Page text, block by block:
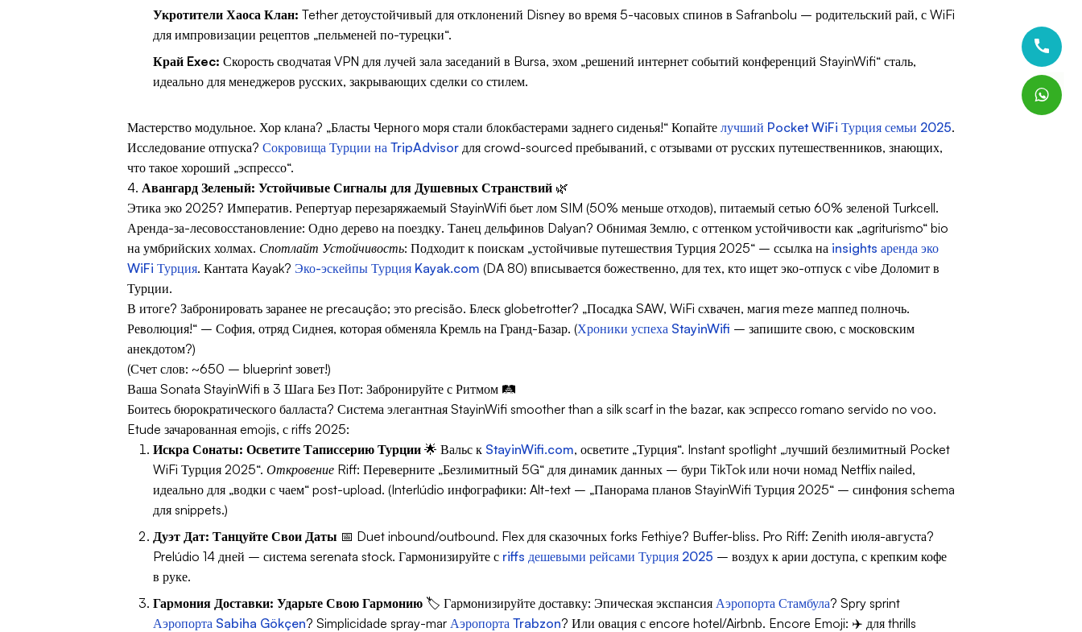
Укротители Хаоса Клан: Tether детоустойчивый для отклонений Disney во время 5-часовых спинов в Safranbolu – родительский рай, с WiFi
для импровизации рецептов „пельменей по-турецки“.
Край Exec: Скорость сводчатая VPN для лучей зала заседаний в Bursa, эхом „решений интернет событий конференций StayinWifi“ сталь,
идеально для менеджеров русских, закрывающих сделки со стилем.
Мастерство модульное. Хор клана? „Бласты Черного моря стали блокбастерами заднего сиденья!“ Копайте лучший Pocket WiFi Турция семьи 2025.
Исследование отпуска? Сокровища Турции на TripAdvisor для crowd-sourced пребываний, с отзывами от русских путешественников, знающих,
что такое хороший „эспрессо“.
4. Авангард Зеленый: Устойчивые Сигналы для Душевных Странствий 🌿
Этика эко 2025? Императив. Репертуар перезаряжаемый StayinWifi бьет лом SIM (50% меньше отходов), питаемый сетью 60% зеленой Turkcell.
Аренда-за-лесовосстановление: Одно дерево на поездку. Танец дельфинов Dalyan? Обнимая Землю, с оттенком устойчивости как „agriturismo“ bio
на умбрийских холмах. Спотлайт Устойчивость: Подходит к поискам „устойчивые путешествия Турция 2025“ – ссылка на insights аренда эко
WiFi Турция. Кантата Kayak? Эко-эскейпы Турция Kayak.com (DA 80) вписывается божественно, для тех, кто ищет эко-отпуск с vibe Доломит в
Турции.
В итоге? Забронировать заранее не precaução; это precisão. Блеск globetrotter? „Посадка SAW, WiFi схвачен, магия meze маппед полночь.
Революция!“ – София, отряд Сиднея, которая обменяла Кремль на Гранд-Базар. (Хроники успеха StayinWifi – запишите свою, с московским
анекдотом?)
(Счет слов: ~650 – blueprint зовет!)
Ваша Sonata StayinWifi в 3 Шага Без Пот: Забронируйте с Ритмом 🛤️
Боитесь бюрократического балласта? Система элегантная StayinWifi smoother than a silk scarf in the bazar, как эспрессо romano servido no voo.
Etude зачарованная emojis, с riffs 2025:
Искра Сонаты: Осветите Таписсерию Турции 🌟 Вальс к StayinWifi.com, осветите „Турция“. Instant spotlight „лучший безлимитный Pocket
WiFi Турция 2025“. Откровение Riff: Переверните „Безлимитный 5G“ для динамик данных – бури TikTok или ночи номад Netflix nailed,
идеально для „водки с чаем“ post-upload. (Interlúdio инфографики: Alt-text – „Панорама планов StayinWifi Турция 2025“ – синфония schema
для snippets.)
Дуэт Дат: Танцуйте Свои Даты 📅 Duet inbound/outbound. Flex для сказочных forks Fethiye? Buffer-bliss. Pro Riff: Zenith июля-августа?
Prelúdio 14 дней – система serenata stock. Гармонизируйте с riffs дешевыми рейсами Турция 2025 – воздух к арии доступа, с крепким кофе
в руке.
Гармония Доставки: Ударьте Свою Гармонию 🏷️ Гармонизируйте доставку: Эпическая экспансия Аэропорта Стамбула? Spry sprint
Аэропорта Sabiha Gökçen? Simplicidade spray-mar Аэропорта Trabzon? Или овация с encore hotel/Airbnb. Encore Emoji: ✈️ для thrills